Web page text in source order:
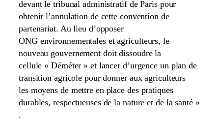
devant le tribunal administratif de Paris pour
obtenir l’annulation de cette convention de
partenariat. Au lieu d’opposer
ONG environnementales et agriculteurs, le
nouveau gouvernement doit dissoudre la
cellule « Déméter » et lancer d’urgence un plan de
transition agricole pour donner aux agriculteurs
les moyens de mettre en place des pratiques
durables, respectueuses de la nature et de la santé »
.